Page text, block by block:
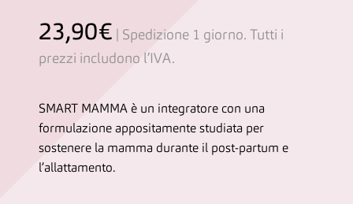
23,90€
SMART MAMMA è un integratore con una
formulazione appositamente studiata per
sostenere la mamma durante il post-partum e
l’allattamento.